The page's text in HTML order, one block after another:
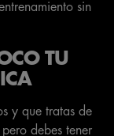
sin
TU
y que tratas de
debes tener